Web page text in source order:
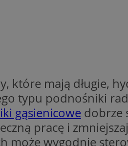
które mają długie,
typu podnośniki
gąsienicowe dobrze
pracę i
może wygodnie
identyfikatora
usługę Cookie-
na pliki cookie.
Cookie-